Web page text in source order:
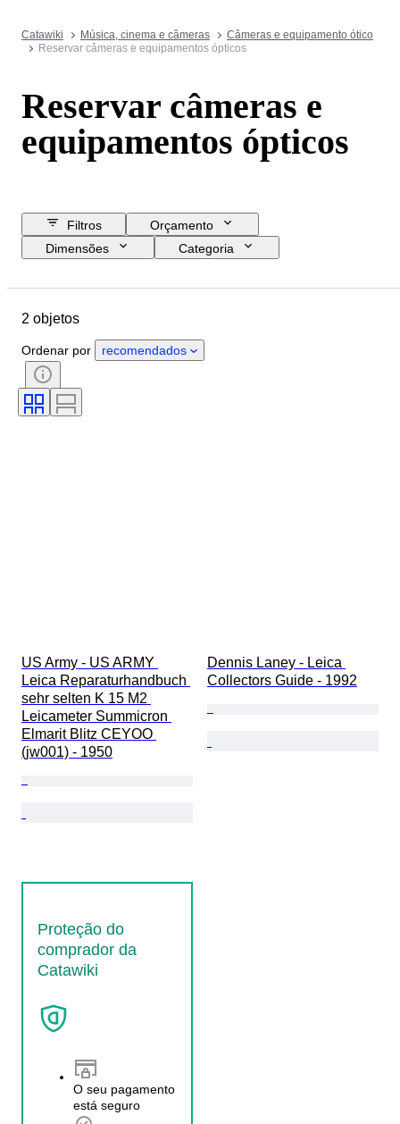
Catawiki Música, cinema e câmeras
Câmeras e equipamento ótico
Reservar câmeras e equipamentos ópticos
Reservar câmeras e
equipamentos ópticos
Filtros
Orçamento
Dimensões
Categoria
Tema
Idioma
2 objetos
Ordenar por recomendados
US Army - US ARMY
Leica Reparaturhandbuch
sehr selten K 15 M2
Leicameter Summicron
Elmarit Blitz CEYOO
(jw001) - 1950
Dennis Laney - Leica
Collectors Guide - 1992
Proteção do
comprador da
Catawiki
O seu pagamento
está seguro